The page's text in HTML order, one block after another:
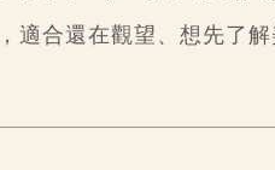
，適合還在觀望、想先了